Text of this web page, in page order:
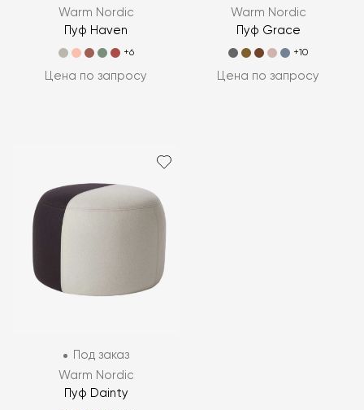
Warm Nordic
Пуф Haven
+6
Цена по запросу
Warm Nordic
Пуф Grace
+10
Цена по запросу
Под заказ
Warm Nordic
Пуф Dainty